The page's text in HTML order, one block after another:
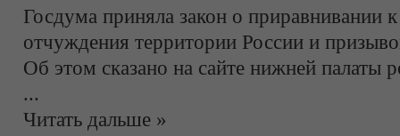
Госдума приняла закон о приравнивании
отчуждения территории России и
Об этом сказано на сайте нижней палаты
...
Читать дальше »